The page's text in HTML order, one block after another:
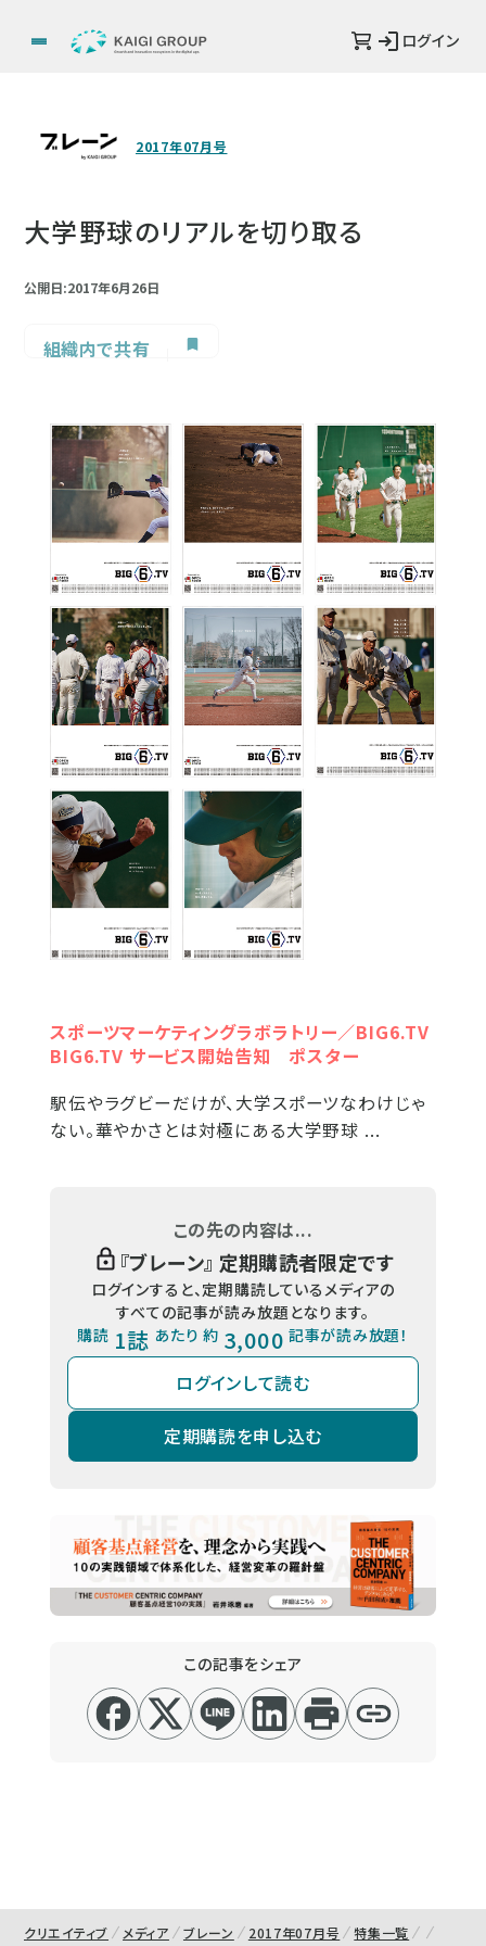
ログイン
2017年07月号
大学野球のリアルを切り取る
公開日:2017年6月26日
組織内で共有
スポーツマーケティングラボラトリー／BIG6.TV
BIG6.TV サービス開始告知 ポスター
駅伝やラグビーだけが、大学スポーツなわけじゃ
ない。華やかさとは対極にある大学野球 ...
この先の内容は...
『ブレーン』 定期購読者限定です
ログインすると、定期購読しているメディアの
すべての記事が読み放題となります。
購読 1誌 あたり 約 3,000 記事が読み放題！
ログインして読む
定期購読を申し込む
この記事をシェア
クリエイティブ メディア ブレーン 2017年07月号 特集一覧